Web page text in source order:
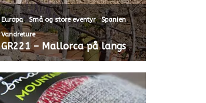
Europa,Små og store eventyr,Spanien,
Vandreture
GR221 – Mallorca på langs